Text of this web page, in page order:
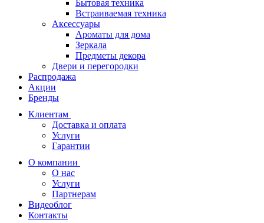
Бытовая техника
Встраиваемая техника
Аксессуары
Ароматы для дома
Зеркала
Предметы декора
Двери и перегородки
Распродажа
Акции
Бренды
Клиентам
Доставка и оплата
Услуги
Гарантии
О компании
О нас
Услуги
Партнерам
Видеоблог
Контакты